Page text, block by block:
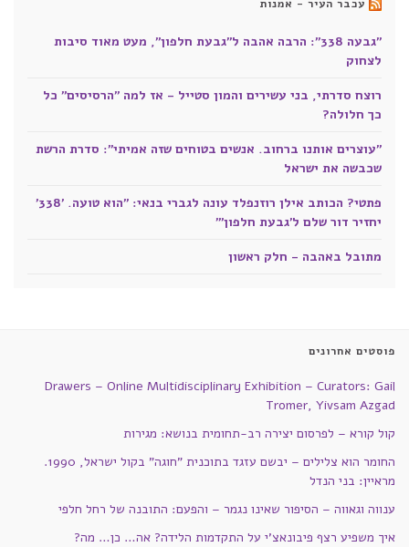
עכבר העיר - אמנות
"גבעה 338": הרבה אהבה ל"גבעת חלפון", מעט מאוד סיבות
לצחוק
רוצח סדרתי, בני עשירים והמון סטייל - אז למה "הרסיסים" כל
כך חלולה?
"עוצרים אותנו ברחוב. אנשים בטוחים שזה אמיתי": סדרת הרשת
שכבשה את ישראל
פתטי? הכותב אילן רוזנפלד עונה לגברי בנאי: "הוא טועה. '338'
יחזיר דור שלם ל'גבעת חלפון'"
מתובל באהבה - חלק ראשון
פוסטים אחרונים
Drawers – Online Multidisciplinary Exhibition – Curators: Gail
Tromer, Yivsam Azgad
קול קורא – לפרסום יצירה רב-תחומית בנושא: מגירות
החומר הוא צלילים – יבשם עזגד בתוכנית "חוגה" בקול ישראל, 1990.
מראיין: בני הנדל
ענווה וגאווה – הסיפור שאינו נגמר – והפעם: התובנה של רחל חלפי
איך משפיע רצף פיבונאצ'י על התקדמות הלידה? אה… כן… מה?